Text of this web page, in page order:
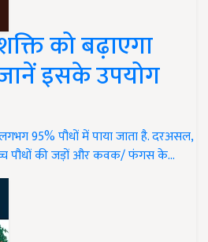
शक्ति को बढ़ाएगा
इसके उपयोग
95% पौधों में पाया जाता है. दरअसल,
पौधों की जड़ों और कवक/ फंगस के…